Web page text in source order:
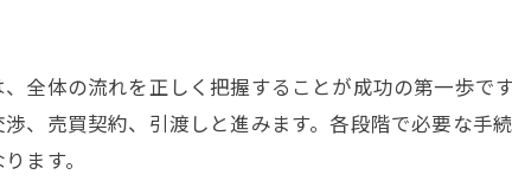
納得できる条件を引き出す交渉の工夫
慎重派が選ぶ都島区不動産売却の安全対策
全体の流れを正しく把握することが成功の第一歩で
、売買契約、引渡しと進みます。各段階で必要な手
ます。